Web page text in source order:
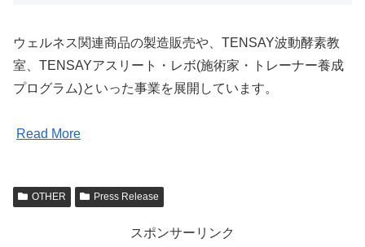
ウェルネス関連商品の製造販売や、TENSAY波動酵素教
室、TENSAYアスリート・レボ(施術家・トレーナー養成
プログラム)といった事業を展開しています。
Read More
OTHER Press Release
スポンサーリンク